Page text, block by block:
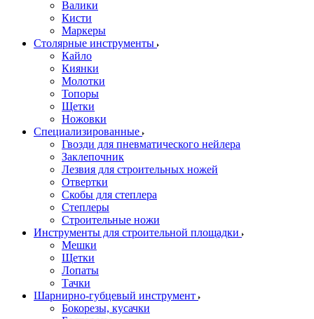
Валики
Кисти
Маркеры
Столярные инструменты
Кайло
Киянки
Молотки
Топоры
Щетки
Ножовки
Специализированные
Гвозди для пневматического нейлера
Заклепочник
Лезвия для строительных ножей
Отвертки
Скобы для степлера
Степлеры
Строительные ножи
Инструменты для строительной площадки
Мешки
Щетки
Лопаты
Тачки
Шарнирно-губцевый инструмент
Бокорезы, кусачки